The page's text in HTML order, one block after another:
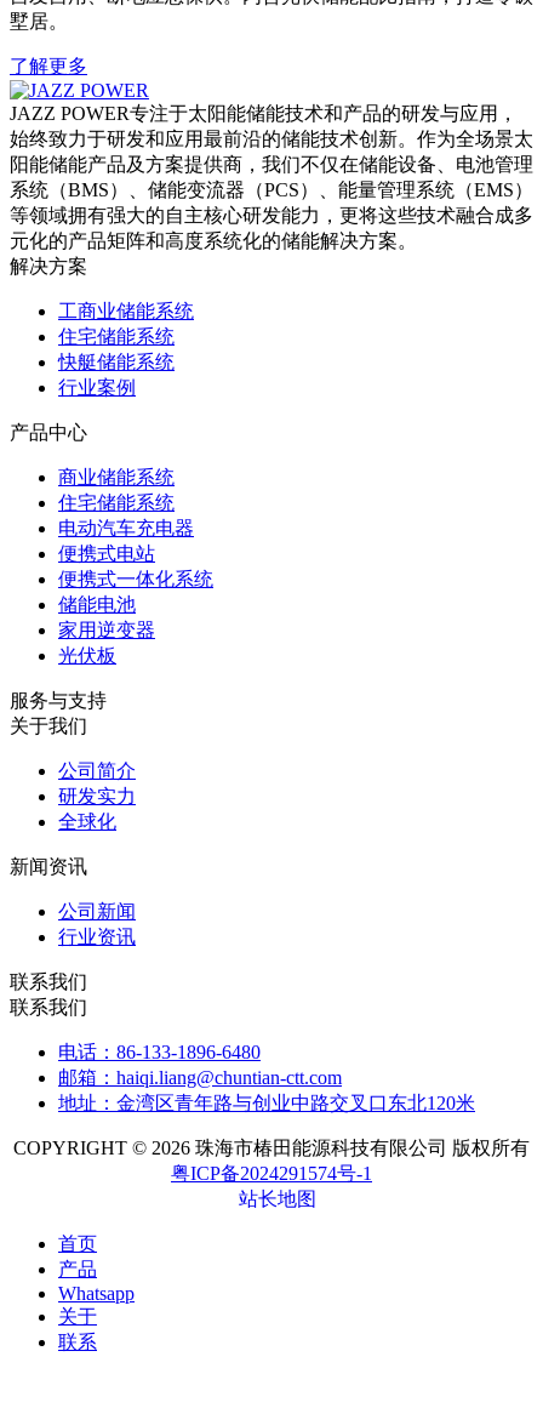
墅居。
了解更多
JAZZ POWER专注于太阳能储能技术和产品的研发与应用，
始终致力于研发和应用最前沿的储能技术创新。作为全场景太
阳能储能产品及方案提供商，我们不仅在储能设备、电池管理
系统（BMS）、储能变流器（PCS）、能量管理系统（EMS）
等领域拥有强大的自主核心研发能力，更将这些技术融合成多
元化的产品矩阵和高度系统化的储能解决方案。
解决方案
工商业储能系统
住宅储能系统
快艇储能系统
行业案例
产品中心
商业储能系统
住宅储能系统
电动汽车充电器
便携式电站
便携式一体化系统
储能电池
家用逆变器
光伏板
服务与支持
关于我们
公司简介
研发实力
全球化
新闻资讯
公司新闻
行业资讯
联系我们
联系我们
电话：86-133-1896-6480
邮箱：haiqi.liang@chuntian-ctt.com
地址：金湾区青年路与创业中路交叉口东北120米
COPYRIGHT © 2026 珠海市椿田能源科技有限公司 版权所有
粤ICP备2024291574号-1
站长地图
首页
产品
Whatsapp
关于
联系